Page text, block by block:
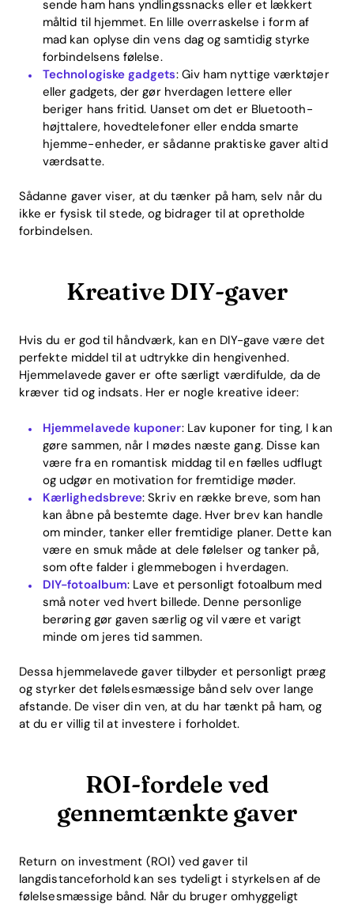
Home
sende ham hans yndlingssnacks eller et lækkert
måltid til hjemmet. En lille overraskelse i form af
mad kan oplyse din vens dag og samtidig styrke
forbindelsens følelse.
Technologiske gadgets: Giv ham nyttige værktøjer
eller gadgets, der gør hverdagen lettere eller
beriger hans fritid. Uanset om det er Bluetooth-
højttalere, hovedtelefoner eller endda smarte
hjemme-enheder, er sådanne praktiske gaver altid
værdsatte.
Sådanne gaver viser, at du tænker på ham, selv når du
ikke er fysisk til stede, og bidrager til at opretholde
forbindelsen.
Kreative DIY-gaver
Hvis du er god til håndværk, kan en DIY-gave være det
perfekte middel til at udtrykke din hengivenhed.
Hjemmelavede gaver er ofte særligt værdifulde, da de
kræver tid og indsats. Her er nogle kreative ideer:
Hjemmelavede kuponer: Lav kuponer for ting, I kan
gøre sammen, når I mødes næste gang. Disse kan
være fra en romantisk middag til en fælles udflugt
og udgør en motivation for fremtidige møder.
Kærlighedsbreve: Skriv en række breve, som han
kan åbne på bestemte dage. Hver brev kan handle
om minder, tanker eller fremtidige planer. Dette kan
være en smuk måde at dele følelser og tanker på,
som ofte falder i glemmebogen i hverdagen.
DIY-fotoalbum: Lave et personligt fotoalbum med
små noter ved hvert billede. Denne personlige
berøring gør gaven særlig og vil være et varigt
minde om jeres tid sammen.
Dessa hjemmelavede gaver tilbyder et personligt præg
og styrker det følelsesmæssige bånd selv over lange
afstande. De viser din ven, at du har tænkt på ham, og
at du er villig til at investere i forholdet.
ROI-fordele ved
gennemtænkte gaver
Return on investment (ROI) ved gaver til
langdistanceforhold kan ses tydeligt i styrkelsen af de
følelsesmæssige bånd. Når du bruger omhyggeligt